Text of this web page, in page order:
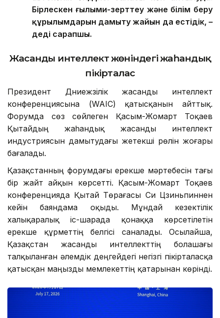
Бірлескен ғылыми-зерттеу және білім беру
құрылымдарын дамыту жайын да естідік, –
деді сарапшы.
Жасанды интеллект жөніндегі жаһандық
пікірталас
Президент Дүниежүзілік жасанды интеллект
конференциясына (WAIC) қатысқанын айттық.
Форумда сөз сөйлеген Қасым-Жомарт Тоқаев
Қытайдың жаһандық жасанды интеллект
индустриясын дамытудағы жетекші рөлін жоғары
бағалады.
Қазақстанның форумдағы ерекше мәртебесін тағы
бір жайт айқын көрсетті. Қасым-Жомарт Тоқаев
конференцияда Қытай Төрағасы Си Цзиньпиннен
кейін баяндама оқыды. Мұндай кезектілік
халықаралық іс-шарада қонаққа көрсетілетін
ерекше құрметтің белгісі саналады. Осылайша,
Қазақстан жасанды интеллекттің болашағы
талқыланған әлемдік деңгейдегі негізгі пікірталасқа
қатысқан маңызды мемлекеттің қатарынан көрінді.